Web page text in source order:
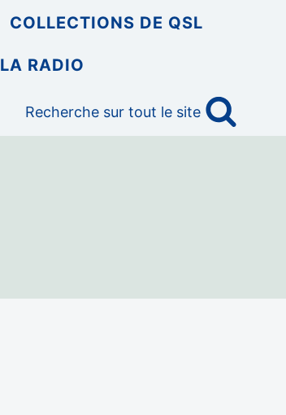
COLLECTIONS DE QSL
RADIO
Recherche sur tout le site